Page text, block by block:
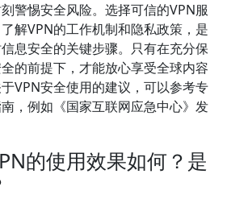
警惕安全风险。选择可信的VPN服
解VPN的工作机制和隐私政策，是
息安全的关键步骤。只有在充分保
的前提下，才能放心享受全球内容
VPN安全使用的建议，可以参考专
，例如《国家互联网应急中心》发
的使用效果如何？是